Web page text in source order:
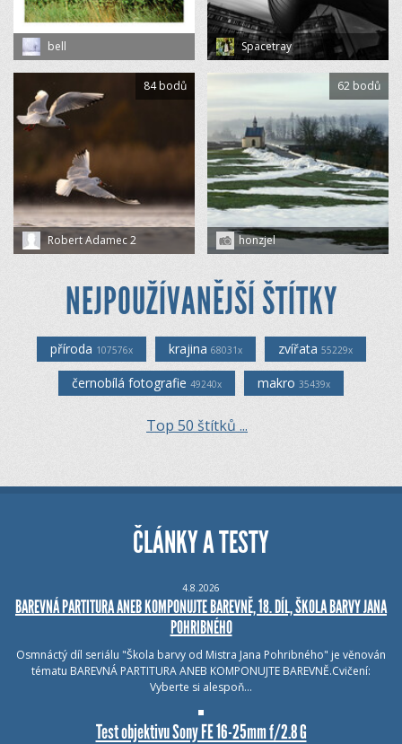
bell Spacetray
Robert Adamec 2
84 bodů
honzjel
62 bodů
NEJPOUŽÍVANĚJŠÍ ŠTÍTKY
příroda 107576x krajina 68031x zvířata 55229x
černobílá fotografie 49240x makro 35439x
Top 50 štítků ...
ČLÁNKY A TESTY
4.8.2026
BAREVNÁ PARTITURA ANEB KOMPONUJTE BAREVNĚ, 18. DÍL, ŠKOLA BARVY JANA
POHRIBNÉHO
Osmnáctý díl seriálu "Škola barvy od Mistra Jana Pohribného" je věnován
tématu BAREVNÁ PARTITURA ANEB KOMPONUJTE BAREVNĚ.Cvičení:
Vyberte si alespoň…
Test objektivu Sony FE 16-25mm f/2.8 G